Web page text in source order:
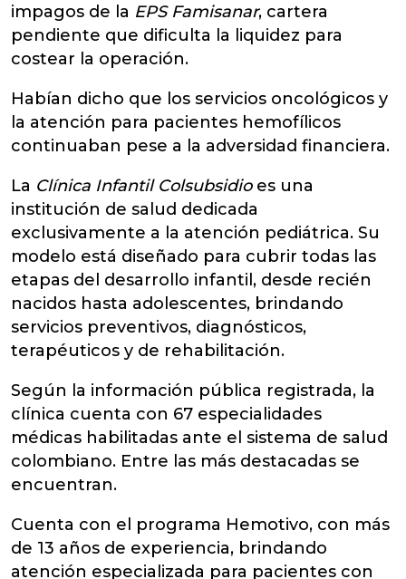
impagos de la EPS Famisanar, cartera
pendiente que dificulta la liquidez para
costear la operación.
Habían dicho que los servicios oncológicos y
la atención para pacientes hemofílicos
continuaban pese a la adversidad financiera.
La Clínica Infantil Colsubsidioes una
institución de salud dedicada
exclusivamente a la atención pediátrica. Su
modelo está diseñado para cubrir todas las
etapas del desarrollo infantil, desde recién
nacidos hasta adolescentes, brindando
servicios preventivos, diagnósticos,
terapéuticos y de rehabilitación.
Según la información pública registrada, la
clínica cuenta con 67 especialidades
médicas habilitadas ante el sistema de salud
colombiano. Entre las más destacadas se
encuentran.
Cuenta con el programa Hemotivo, con más
de 13 años de experiencia, brindando
atención especializada para pacientes con